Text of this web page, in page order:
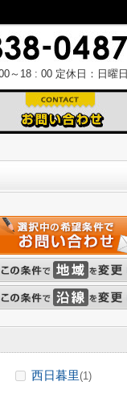
～18 : 00 定休日：日曜日
西日暮里(1)